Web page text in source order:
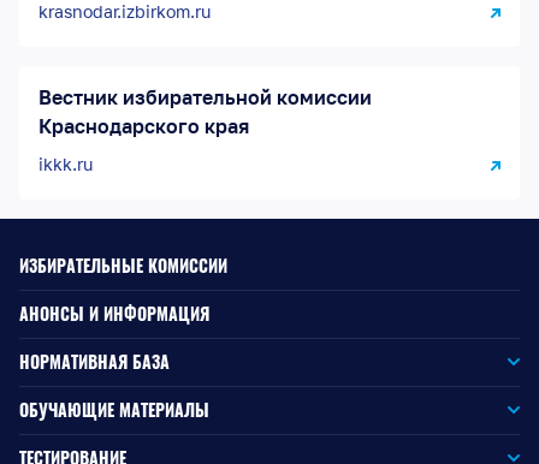
krasnodar.izbirkom.ru
Вестник избирательной комиссии
Краснодарского края
ikkk.ru
ИЗБИРАТЕЛЬНЫЕ КОМИССИИ
АНОНСЫ И ИНФОРМАЦИЯ
НОРМАТИВНАЯ БАЗА
Законодательство РФ
Законодательство КК
ОБУЧАЮЩИЕ МАТЕРИАЛЫ
Для окружной избирательной комиссии
ТЕСТИРОВАНИЕ